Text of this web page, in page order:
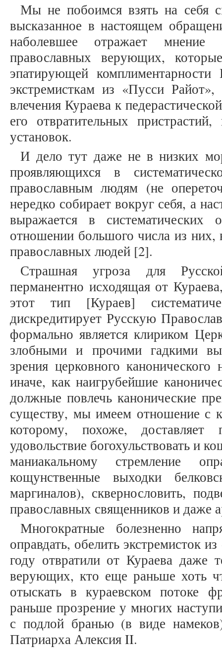
Мы не побоимся взять на себя
высказанное в настоящем
наболевшее отражает мнение
православных верующих,
эпатирующей
экстремисткам из «Пусси Райот»,
влечения Кураева к
его отвратительных
установок.
И дело тут даже не в низких
проявляющихся в
православным людям (не
нередко собирает вокруг себя, а
выражается в систематических
отношении большого числа из
православных людей [2].
Страшная угроза для
перманентно исходящая от
этот тип [Кураев]
дискредитирует Русскую
формально является клириком
злобными и прочими гадкими
зрения церковного
иначе, как наигрубейшие
должные повлечь канонические
существу, мы имеем отношение с
которому, похоже, доставляет
удовольствие богохульствовать и
маниакальному стремление
кощунственные выходки
маргиналов), сквернословить,
православных священников и даже
Многократные болезненно
оправдать, обелить экстремисток
году отвратили от Кураева даже
верующих, кто еще раньше хоть
отыскать в кураевском потоке
раньше прозрение у многих
с подлой бранью (в виде
Патриарха Алексия II.